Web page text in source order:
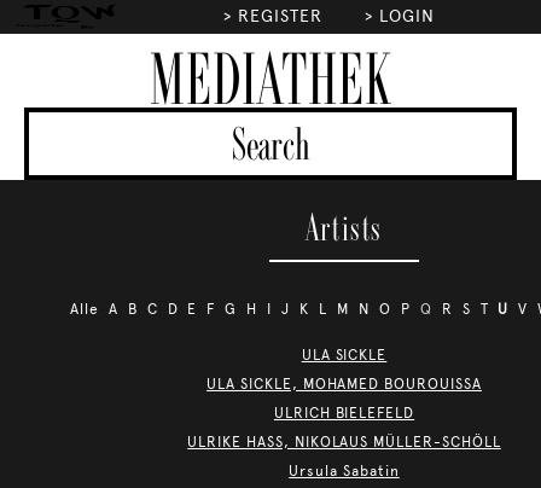
> REGISTER > LOGIN
MEDIATHEK
Artists
Alle A B C D E F G H J K L M N O P Q R S T U V
ULA SICKLE
ULA SICKLE, MOHAMED BOUROUISSA
ULRICH BIELEFELD
ULRIKE HASS, NIKOLAUS MÜLLER-SCHÖLL
Ursula Sabatin